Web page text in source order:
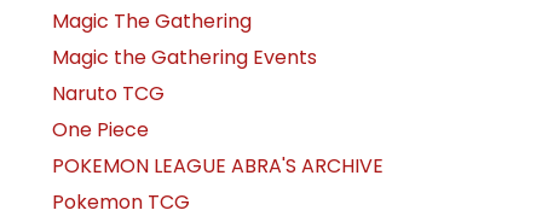
Magic The Gathering
Magic the Gathering Events
Naruto TCG
One Piece
POKEMON LEAGUE ABRA'S ARCHIVE
Pokemon TCG